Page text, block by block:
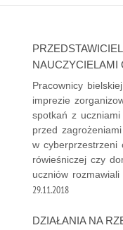
NAUCZYCIELAMI
Pracownicy
imprezie
spotkań z
przed
w
rówieśniczej czy
uczniów
29.11.2018
DZIAŁANIA NA